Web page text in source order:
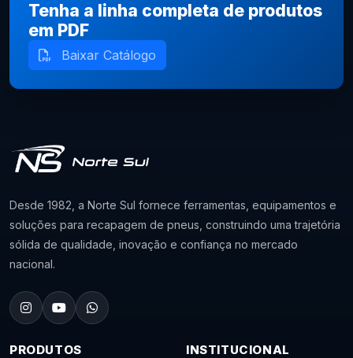
Tenha a linha completa de produtos
em PDF
Baixar Catálogo
Desde 1982, a Norte Sul fornece ferramentas, equipamentos e
soluções para recapagem de pneus, construindo uma trajetória
sólida de qualidade, inovação e confiança no mercado
nacional.
PRODUTOS INSTITUCIONAL